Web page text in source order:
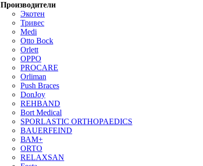
Производители
Экотен
Тривес
Medi
Otto Bock
Orlett
OPPO
PROCARE
Orliman
Push Braces
DonJoy
REHBAND
Bort Medical
SPORLASTIC ORTHOPAEDICS
BAUERFEIND
ВАМ+
ORTO
RELAXSAN